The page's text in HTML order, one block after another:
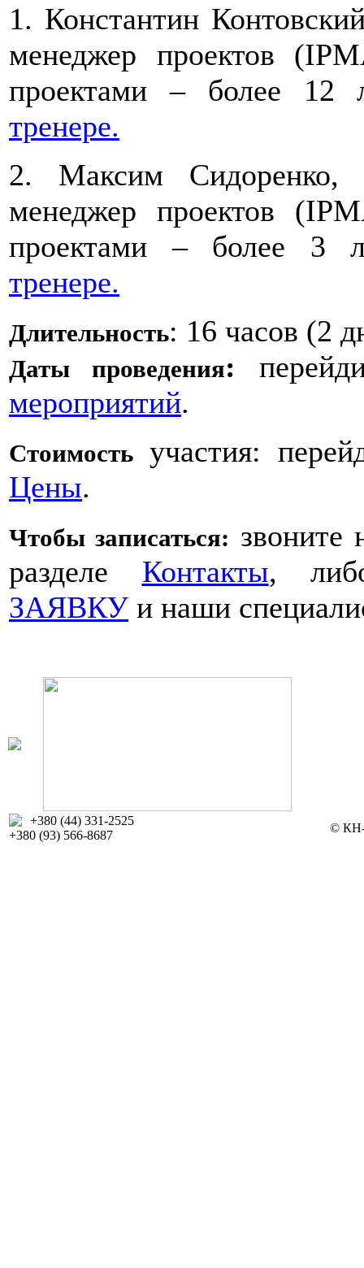
1. Константин
менеджер проектов
проектами – более 12
тренере.
2. Максим Сидоренко,
менеджер проектов
проектами – более 3
тренере.
Длительность: 16 часов (2
Даты проведения:
мероприятий.
Стоимость участия:
Цены.
Чтобы записаться: звоните
разделе Контакты,
ЗАЯВКУ и наши
+380 (44) 331-2525
+380 (93) 566-8687
© КН-